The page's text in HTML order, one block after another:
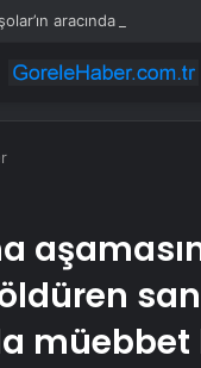
aracında kaza
öldüren